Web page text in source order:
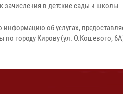
зачисления в детские сады и школы
об услугах,
городу Кирову (ул. О.Кошевого,